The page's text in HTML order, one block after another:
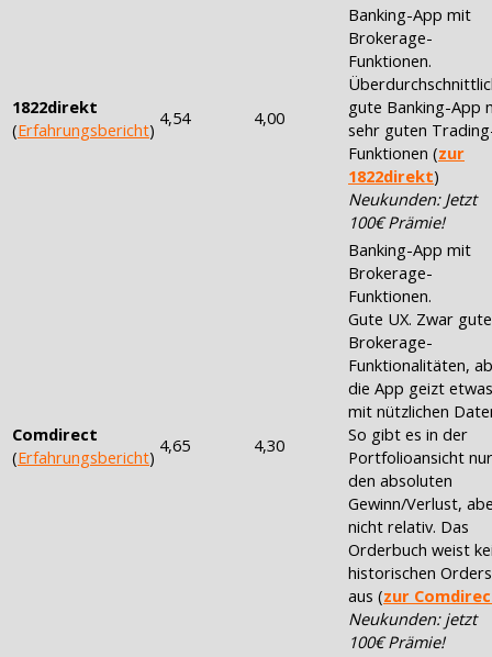
1822direkt
(Erfahrungsbericht)
4,54 4,00
Banking-App mit
Brokerage-
Funktionen.
gute Banking-App
sehr guten
Funktionen (zur
1822direkt)
Neukunden: Jetzt
100€ Prämie!
Comdirect
(Erfahrungsbericht)
4,65 4,30
Banking-App mit
Brokerage-
Funktionen.
Gute UX. Zwar gute
Brokerage-
Funktionalitäten,
die App geizt etwas
mit nützlichen
So gibt es in der
Portfolioansicht nur
den absoluten
Gewinn/Verlust,
nicht relativ. Das
Orderbuch weist
historischen Orders
aus (zur
Neukunden: jetzt
100€ Prämie!